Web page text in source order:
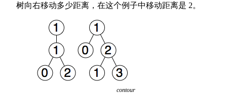
树向右移动多少距离，在这个例子中移动距离是 2。
contour